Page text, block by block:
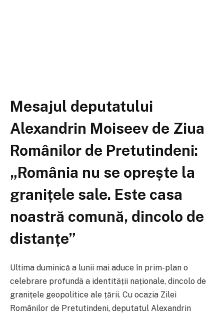
Mesajul deputatului
Alexandrin Moiseev de Ziua
Românilor de Pretutindeni:
„România nu se oprește la
granițele sale. Este casa
noastră comună, dincolo de
distanțe”
Ultima duminică a lunii mai aduce în prim-plan o
celebrare profundă a identității naționale, dincolo de
granițele geopolitice ale țării. Cu ocazia Zilei
Românilor de Pretutindeni, deputatul Alexandrin